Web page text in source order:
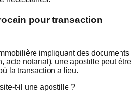
pour transaction
impliquant des documents
acte notarial), une apostille peut être
la transaction a lieu.
t-il une apostille ?